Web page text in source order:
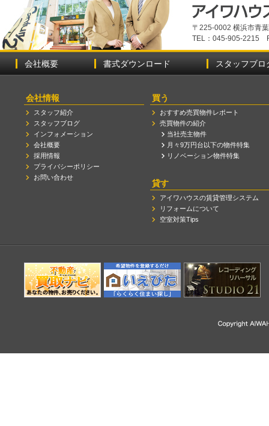
〒225-0002 横浜市青
TEL：045-905-2215
会社概要 書式ダウンロード スタッフブロ
会社情報
スタッフ紹介
スタッフブログ
インフォメーション
会社概要
採用情報
プライバシーポリシー
お問い合わせ
買う
おすすめ売買物件レポート
売買物件の紹介
当社売主物件
月々9万円台以下の物件特集
リノベーション物件特集
貸す
アイワハウスの賃貸管理システム
リフォームについて
空室対策Tips